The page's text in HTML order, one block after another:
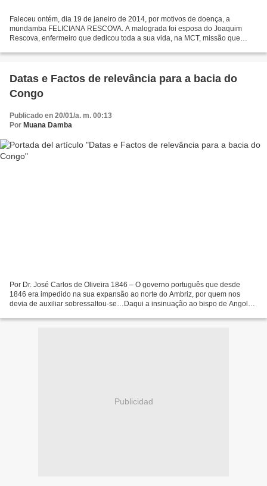
Faleceu ontém, dia 19 de janeiro de 2014, por motivos de doença, a
mundamba FELICIANA RESCOVA. A malograda foi esposa do Joaquim
Rescova, enfermeiro que dedicou toda a sua vida, na MCT, missão que
Datas e Factos de relevância para a bacia do
Congo
Publicado en 20/01/a. m. 00:13
Por Muana Damba
Por Dr. José Carlos de Oliveira 1846 – O governo português que desde
1846 era impedido na sua expansão ao norte do Ambriz, por quem nos
devia de auxiliar sobressaltou-se…Daqui a insinuação ao bispo de Angola
Publicidad